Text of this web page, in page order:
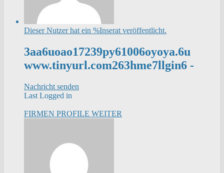
Dieser Nutzer hat ein %Inserat veröffentlicht.
3aa6uoao17239py61006oyoya.6u
www.tinyurl.com263hme7llgin6 -
Nachricht senden
Last Logged in
FIRMEN PROFILE WEITER